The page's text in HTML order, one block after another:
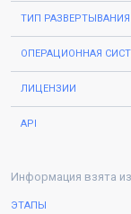
ТИП РАЗВЕРТЫВАНИЯ
ОПЕРАЦИОННАЯ
ЛИЦЕНЗИИ
АPI
Информация взята
ЭТАПЫ